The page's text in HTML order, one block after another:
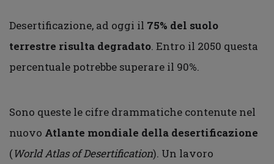
Desertificazione, ad oggi il 75% del suolo
terrestre risulta degradato. Entro il 2050 questa
percentuale potrebbe superare il 90%.
Sono queste le cifre drammatiche contenute nel
nuovo Atlante mondiale della desertificazione
(World Atlas of Desertification). Un lavoro